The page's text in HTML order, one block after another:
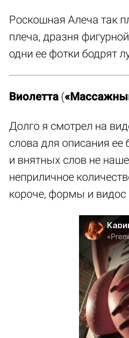
Роскошная Алеча так
плеча, дразня
одни ее фотки бодрят
Виолетта (
Долго я смотрел на
слова для описания ее
и внятных слов не
неприличное
короче, формы и видос